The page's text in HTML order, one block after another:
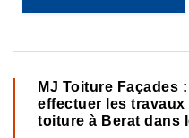
MJ Toiture Façades
effectuer les
toiture à Berat dans